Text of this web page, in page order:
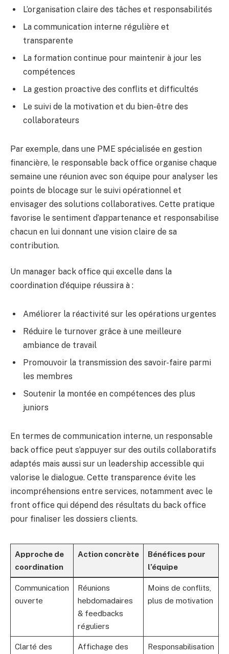
L’organisation claire des tâches et responsabilités
La communication interne régulière et
transparente
La formation continue pour maintenir à jour les
compétences
La gestion proactive des conflits et difficultés
Le suivi de la motivation et du bien-être des
collaborateurs
Par exemple, dans une PME spécialisée en gestion
financière, le responsable back office organise chaque
semaine une réunion avec son équipe pour analyser les
points de blocage sur le suivi opérationnel et
envisager des solutions collaboratives. Cette pratique
favorise le sentiment d’appartenance et responsabilise
chacun en lui donnant une vision claire de sa
contribution.
Un manager back office qui excelle dans la
coordination d’équipe réussira à :
Améliorer la réactivité sur les opérations urgentes
Réduire le turnover grâce à une meilleure
ambiance de travail
Promouvoir la transmission des savoir-faire parmi
les membres
Soutenir la montée en compétences des plus
juniors
En termes de communication interne, un responsable
back office peut s’appuyer sur des outils collaboratifs
adaptés mais aussi sur un leadership accessible qui
valorise le dialogue. Cette transparence évite les
incompréhensions entre services, notamment avec le
front office qui dépend des résultats du back office
pour finaliser les dossiers clients.
Approche de
coordination
Action concrète
Bénéfices pour
l’équipe
Communication
ouverte
Réunions
hebdomadaires
& feedbacks
réguliers
Moins de conflits,
plus de motivation
Clarté des
Affichage des
Responsabilisation